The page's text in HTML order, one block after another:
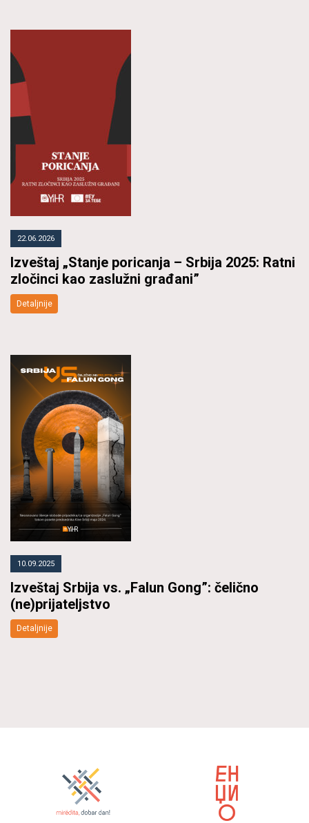
22.06.2026
Izveštaj „Stanje poricanja – Srbija 2025: Ratni
zločinci kao zaslužni građani”
Detaljnije
10.09.2025
Izveštaj Srbija vs. „Falun Gong”: čelično
(ne)prijateljstvo
Detaljnije